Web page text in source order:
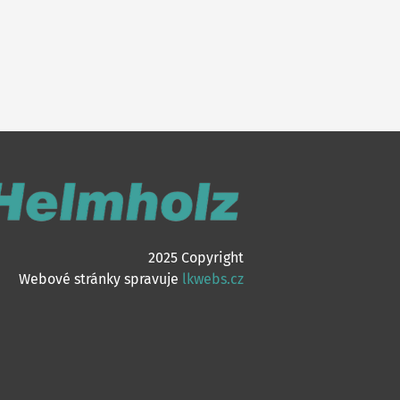
2025 Copyright
Webové stránky spravuje lkwebs.cz